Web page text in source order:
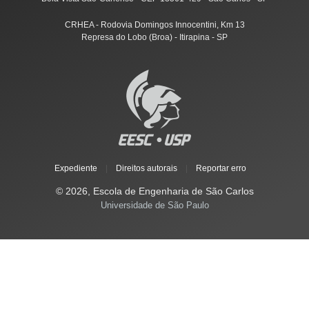
CRHEA - Rodovia Domingos Innocentini, Km 13
Represa do Lobo (Broa) - Itirapina - SP
Expediente Direitos autorais Reportar erro
© 2026, Escola de Engenharia de São Carlos
Universidade de São Paulo